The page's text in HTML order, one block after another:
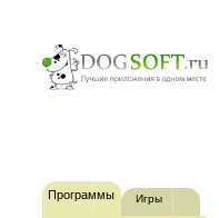
Программы Игры